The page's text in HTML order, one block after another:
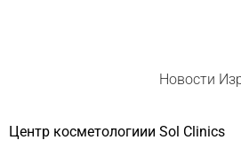
Новости
Центр косметологиии Sol Clinics